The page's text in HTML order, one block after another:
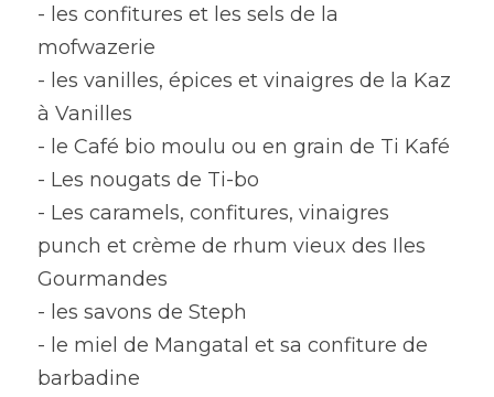
- les confitures et les sels de la
mofwazerie
- les vanilles, épices et vinaigres de la Kaz
à Vanilles
- le Café bio moulu ou en grain de Ti Kafé
- Les nougats de Ti-bo
- Les caramels, confitures, vinaigres
punch et crème de rhum vieux des Iles
Gourmandes
- les savons de Steph
- le miel de Mangatal et sa confiture de
barbadine